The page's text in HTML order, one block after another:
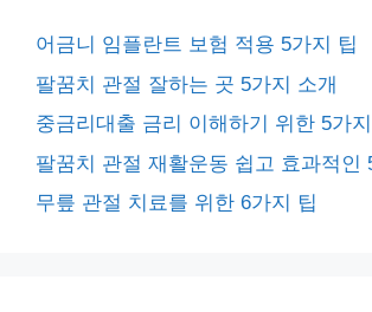
어금니 임플란트 보험 적용 5가지 팁
팔꿈치 관절 잘하는 곳 5가지 소개
중금리대출 금리 이해하기 위한 5가
팔꿈치 관절 재활운동 쉽고 효과적인
무릎 관절 치료를 위한 6가지 팁